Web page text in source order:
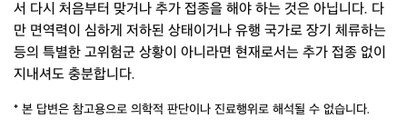
서 다시 처음부터 맞거나 추가 접종을 해야 하는 것은 아닙니다. 다
만 면역력이 심하게 저하된 상태이거나 유행 국가로 장기 체류하는
등의 특별한 고위험군 상황이 아니라면 현재로서는 추가 접종 없이
지내셔도 충분합니다.
* 본 답변은 참고용으로 의학적 판단이나 진료행위로 해석될 수 없습니다.